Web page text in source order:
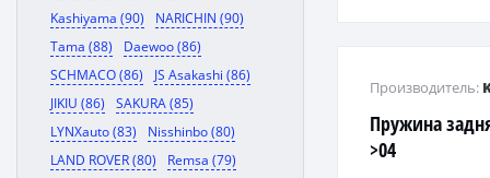
Kashiyama (90)
NARICHIN (90)
Tama (88)
Daewoo (86)
SCHMACO (86)
JS Asakashi (86)
JIKIU (86)
SAKURA (85)
LYNXauto (83)
Nisshinbo (80)
LAND ROVER (80)
Remsa (79)
Пружина
>04
Производитель: